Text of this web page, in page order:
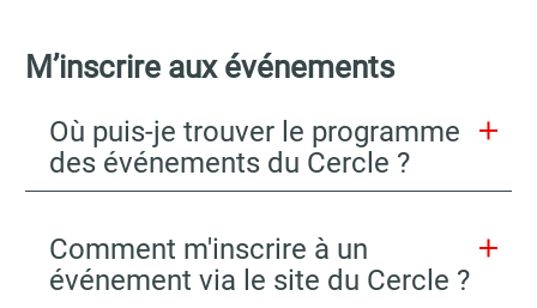
M’inscrire aux événements
Où puis-je trouver le programme
des événements du Cercle ?
Comment m'inscrire à un
événement via le site du Cercle ?